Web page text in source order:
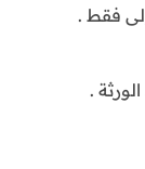
فقط .
.